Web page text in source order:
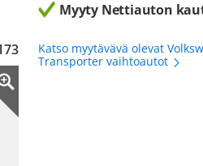
Myyty Nettiauton
Katso myytävävä olevat
Transporter vaihtoautot